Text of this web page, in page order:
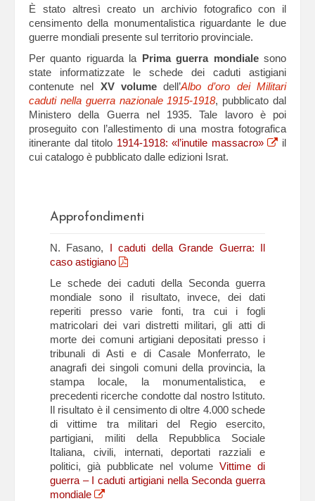
È stato altresì creato un archivio fotografico con il
censimento della monumentalistica riguardante le due
guerre mondiali presente sul territorio provinciale.
Per quanto riguarda la Prima guerra mondialesono
state informatizzate le schede dei caduti astigiani
contenute nel XV volumedell’Albo d’oro dei Militari
caduti nella guerra nazionale 1915-1918, pubblicato dal
Ministero della Guerra nel 1935. Tale lavoro è poi
proseguito con l’allestimento di una mostra fotografica
itinerante dal titolo 1914-1918: «l’inutile massacro»
il
cui catalogo è pubblicato dalle edizioni Israt.
Approfondimenti
N. Fasano,
I caduti della Grande Guerra: Il
caso astigiano
Le schede dei caduti della Seconda guerra
mondiale sono il risultato, invece, dei dati
reperiti presso varie fonti, tra cui i fogli
matricolari dei vari distretti militari, gli atti di
morte dei comuni artigiani depositati presso i
tribunali di Asti e di Casale Monferrato, le
anagrafi dei singoli comuni della provincia, la
stampa locale, la monumentalistica, e
precedenti ricerche condotte dal nostro Istituto.
Il risultato è il censimento di oltre 4.000 schede
di vittime tra militari del Regio esercito,
partigiani, militi della Repubblica Sociale
Italiana, civili, internati, deportati razziali e
politici, già pubblicate nel volume Vittime di
guerra – I caduti artigiani nella Seconda guerra
mondiale